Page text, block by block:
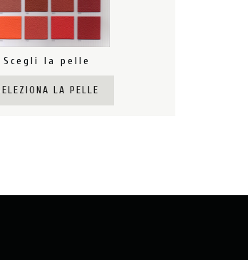
Scegli la pelle
LA PELLE